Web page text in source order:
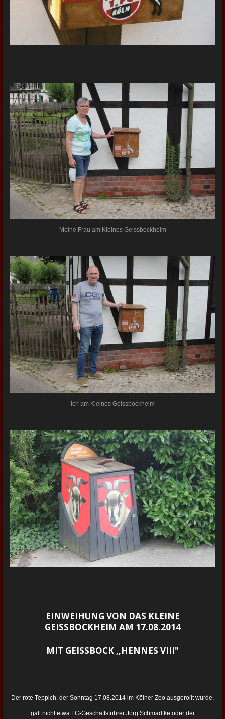
Meine Frau am Kleines Geissbockheim
Ich am Kleines Geissbockheim
EINWEIHUNG VON DAS KLEINE
GEISSBOCKHEIM AM 17.08.2014
MIT GEISSBOCK ,,HENNES VIII"
Der rote Teppich, der Sonntag 17.08.2014 im Kölner Zoo ausgerollt wurde,
galt nicht etwa FC-Geschäftsführer Jörg Schmadtke oder der